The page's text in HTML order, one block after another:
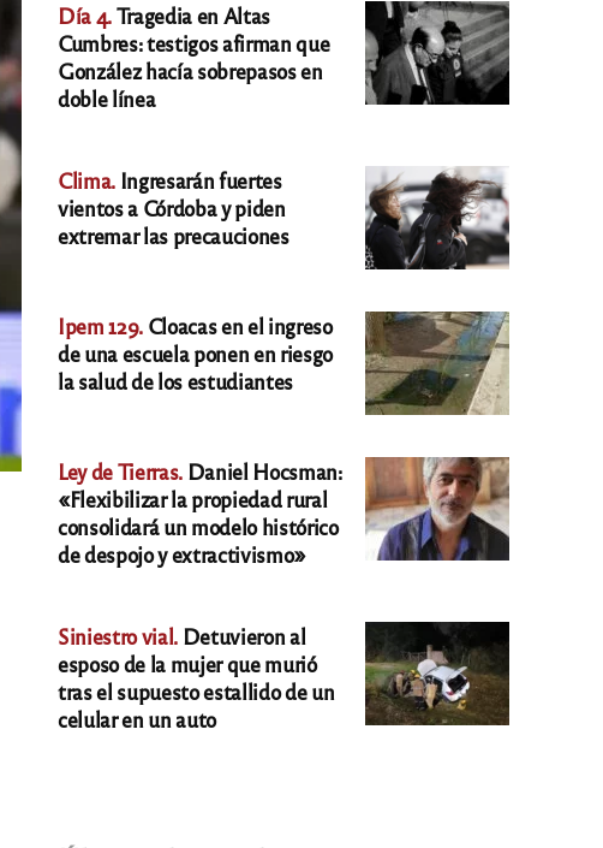
Día 4.Tragedia en Altas
Cumbres: testigos afirman que
González hacía sobrepasos en
doble línea
Clima. Ingresarán fuertes
vientos a Córdoba y piden
extremar las precauciones
Ipem 129. Cloacas en el ingreso
de una escuela ponen en riesgo
la salud de los estudiantes
Ley de Tierras. Daniel Hocsman:
«Flexibilizar la propiedad rural
consolidará un modelo histórico
de despojo y extractivismo»
Siniestro vial. Detuvieron al
esposo de la mujer que murió
tras el supuesto estallido de un
celular en un auto